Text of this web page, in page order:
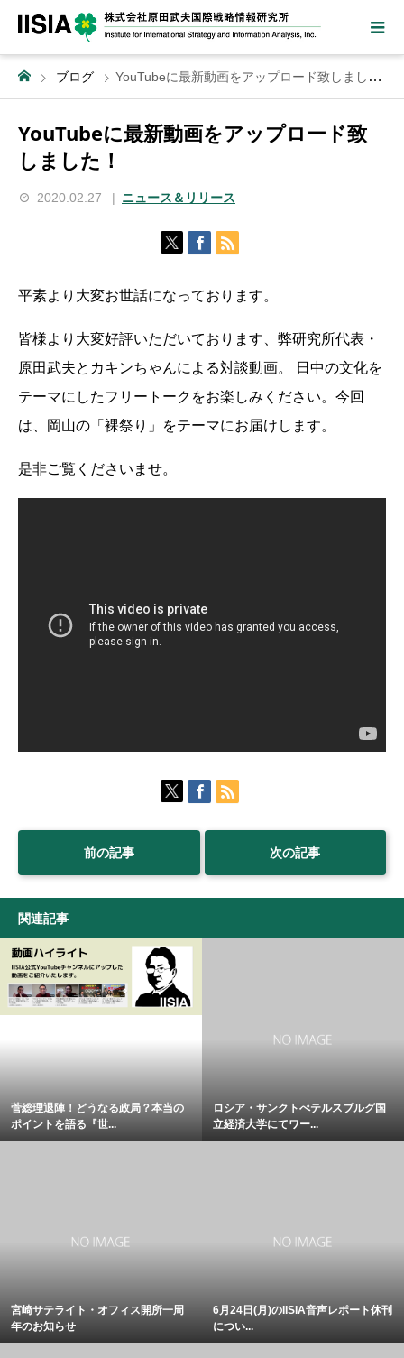
ブログ YouTubeに最新動画をアップロード致しました！
YouTubeに最新動画をアップロード致
しました！
2020.02.27 ニュース＆リリース
平素より大変お世話になっております。
皆様より大変好評いただいております、弊研究所代表・
原田武夫とカキンちゃんによる対談動画。 日中の文化を
テーマにしたフリートークをお楽しみください。今回
は、岡山の「裸祭り」をテーマにお届けします。
是非ご覧くださいませ。
前の記事 次の記事
関連記事
菅総理退陣！どうなる政局？本当の
ポイントを語る『世...
ロシア・サンクトぺテルスブルグ国
立経済大学にてワー...
宮崎サテライト・オフィス開所一周
年のお知らせ
6月24日(月)のIISIA音声レポート休刊
につい...